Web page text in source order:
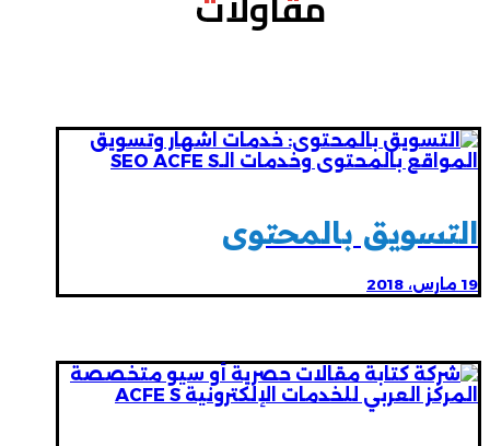
التسويق بالمحتوى
19 مارس، 2018